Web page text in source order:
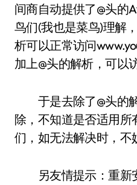
间商自动提供了@头的
鸟们(我也是菜鸟)理解
析可以正常访问
加上@头的解析，可以
于是去除了@头的
除，不知道是否适用所
们，如无法解决时，不
另友情提示：重新